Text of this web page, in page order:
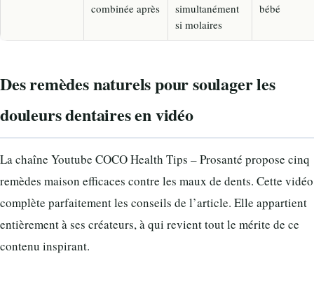
combinée après
simultanément
si molaires
bébé
Des remèdes naturels pour soulager les
douleurs dentaires en vidéo
La chaîne Youtube COCO Health Tips – Prosanté propose cinq
remèdes maison efficaces contre les maux de dents. Cette vidéo
complète parfaitement les conseils de l’article. Elle appartient
entièrement à ses créateurs, à qui revient tout le mérite de ce
contenu inspirant.